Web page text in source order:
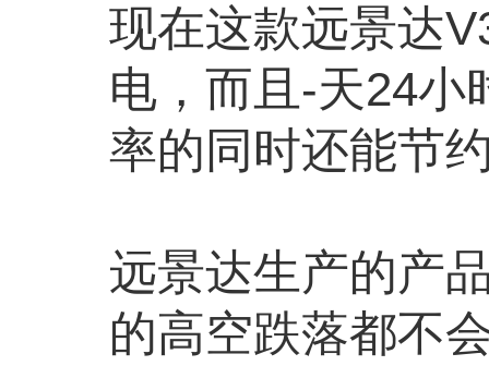
现在这款远景达
电，而且 -天24小
率的同时还能节
远景达生产的产
的高空跌落都不